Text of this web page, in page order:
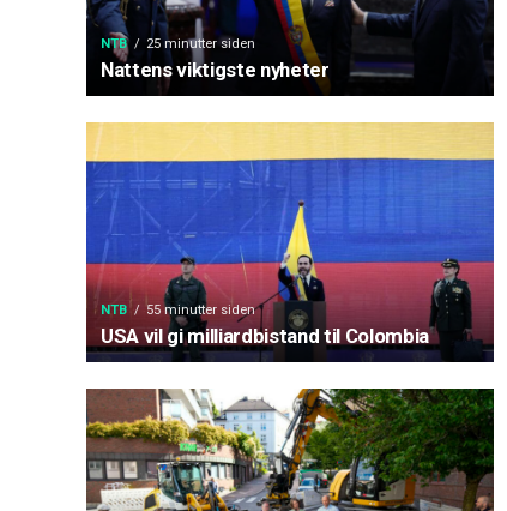
NTB 25 minutter siden
Nattens viktigste nyheter
NTB 55 minutter siden
USA vil gi milliardbistand til Colombia